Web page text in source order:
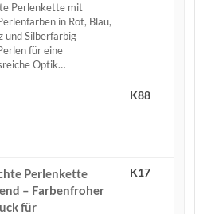
Perlenkette mit
in Rot, Blau,
und Silberfarbig
für eine
Optik…
K88
Perlenkette
– Farbenfroher
für
K17